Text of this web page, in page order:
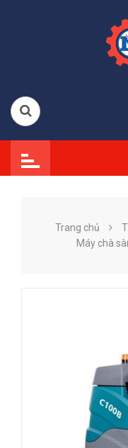
Trang chủ
Máy chà